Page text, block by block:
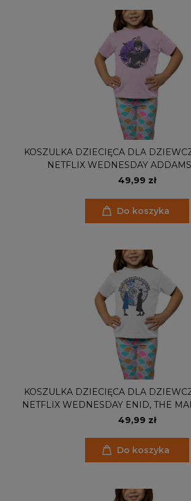
KOSZULKA DZIECIĘCA DLA
NETFLIX WEDNESDAY
49,99 zł
Do koszyka
KOSZULKA DZIECIĘCA DLA
NETFLIX WEDNESDAY ENID, THE
YOU LEFT ON ME IS
49,99 zł
Do koszyka